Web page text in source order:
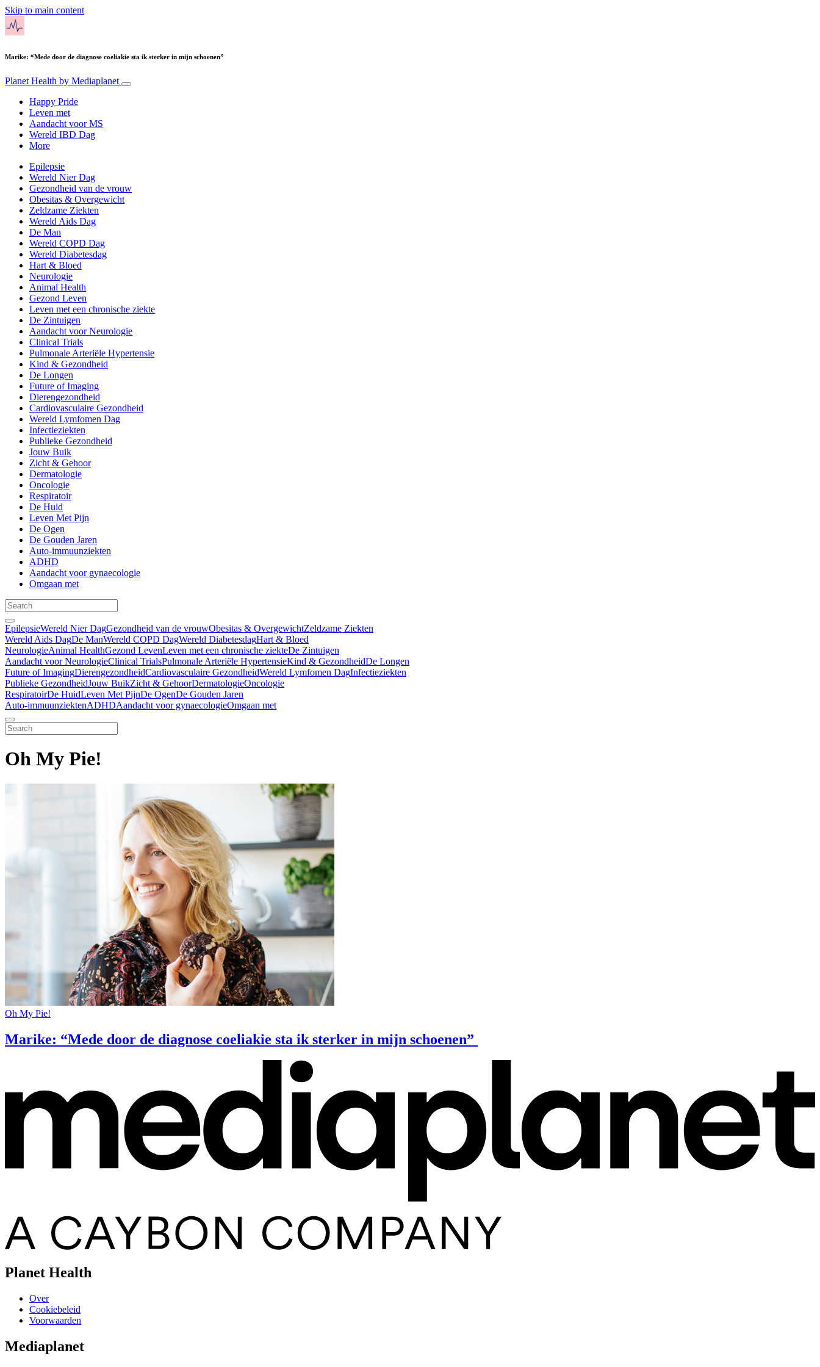
Skip to main content
Marike: “Mede door de diagnose coeliakie sta ik sterker in mijn schoenen”
Planet Health by Mediaplanet
Happy Pride
Leven met
Aandacht voor MS
Wereld IBD Dag
More
Epilepsie
Wereld Nier Dag
Gezondheid van de vrouw
Obesitas & Overgewicht
Zeldzame Ziekten
Wereld Aids Dag
De Man
Wereld COPD Dag
Wereld Diabetesdag
Hart & Bloed
Neurologie
Animal Health
Gezond Leven
Leven met een chronische ziekte
De Zintuigen
Aandacht voor Neurologie
Clinical Trials
Pulmonale Arteriële Hypertensie
Kind & Gezondheid
De Longen
Future of Imaging
Dierengezondheid
Cardiovasculaire Gezondheid
Wereld Lymfomen Dag
Infectieziekten
Publieke Gezondheid
Jouw Buik
Zicht & Gehoor
Dermatologie
Oncologie
Respiratoir
De Huid
Leven Met Pijn
De Ogen
De Gouden Jaren
Auto-immuunziekten
ADHD
Aandacht voor gynaecologie
Omgaan met
EpilepsieWereld Nier DagGezondheid van de vrouwObesitas & OvergewichtZeldzame Ziekten
Wereld Aids DagDe ManWereld COPD DagWereld DiabetesdagHart & Bloed
NeurologieAnimal HealthGezond LevenLeven met een chronische ziekteDe Zintuigen
Aandacht voor NeurologieClinical TrialsPulmonale Arteriële HypertensieKind & GezondheidDe Longen
Future of ImagingDierengezondheidCardiovasculaire GezondheidWereld Lymfomen DagInfectieziekten
Publieke GezondheidJouw BuikZicht & GehoorDermatologieOncologie
RespiratoirDe HuidLeven Met PijnDe OgenDe Gouden Jaren
Auto-immuunziektenADHDAandacht voor gynaecologieOmgaan met
Oh My Pie!
Oh My Pie!
Marike: “Mede door de diagnose coeliakie sta ik sterker in mijn schoenen”
Planet Health
Over
Cookiebeleid
Voorwaarden
Mediaplanet